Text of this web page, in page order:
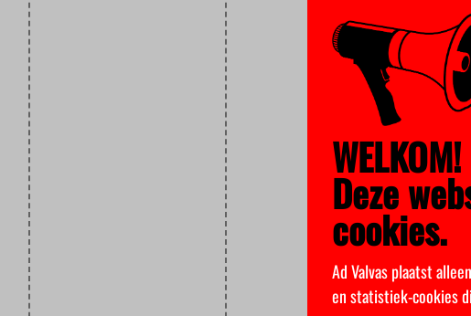
WELKOM!
Deze
cookies.
Ad Valvas plaatst
en statistiek-cookies